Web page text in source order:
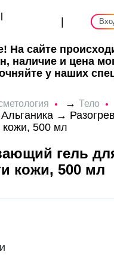
|
На сайте
наличие и цена
у наших
→ Тело
→
кожи, 500 мл
гель
кожи, 500 мл